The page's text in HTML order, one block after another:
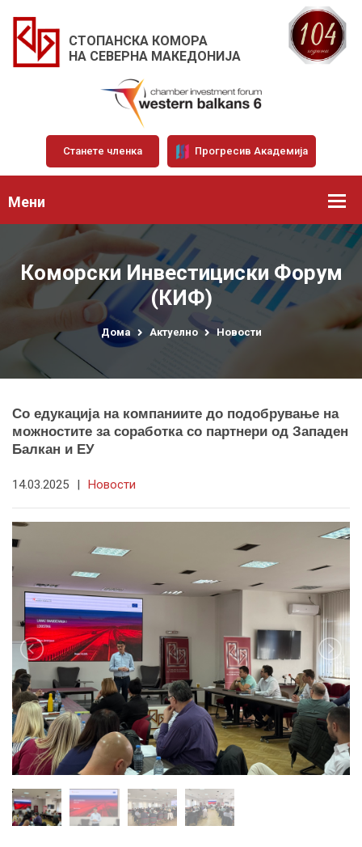
СТОПАНСКА КОМОРА
НА СЕВЕРНА МАКЕДОНИЈА
Станете членка Прогресив Академија
Мени
Коморски Инвестициски Форум
(КИФ)
Дома Актуелно Новости
Со едукација на компаниите до подобрување на
можностите за соработка со партнери од Западен
Балкан и ЕУ
14.03.2025 | Новости